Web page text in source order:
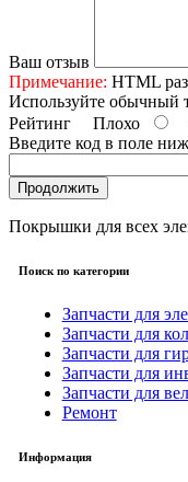
Ваш отзыв
Примечание: HTML
Используйте обычный
Рейтинг Плохо
Введите код в поле
Продолжить
Покрышки для всех
Поиск по категории
Запчасти для
Запчасти для
Запчасти для
Запчасти для
Запчасти для
Ремонт
Информация